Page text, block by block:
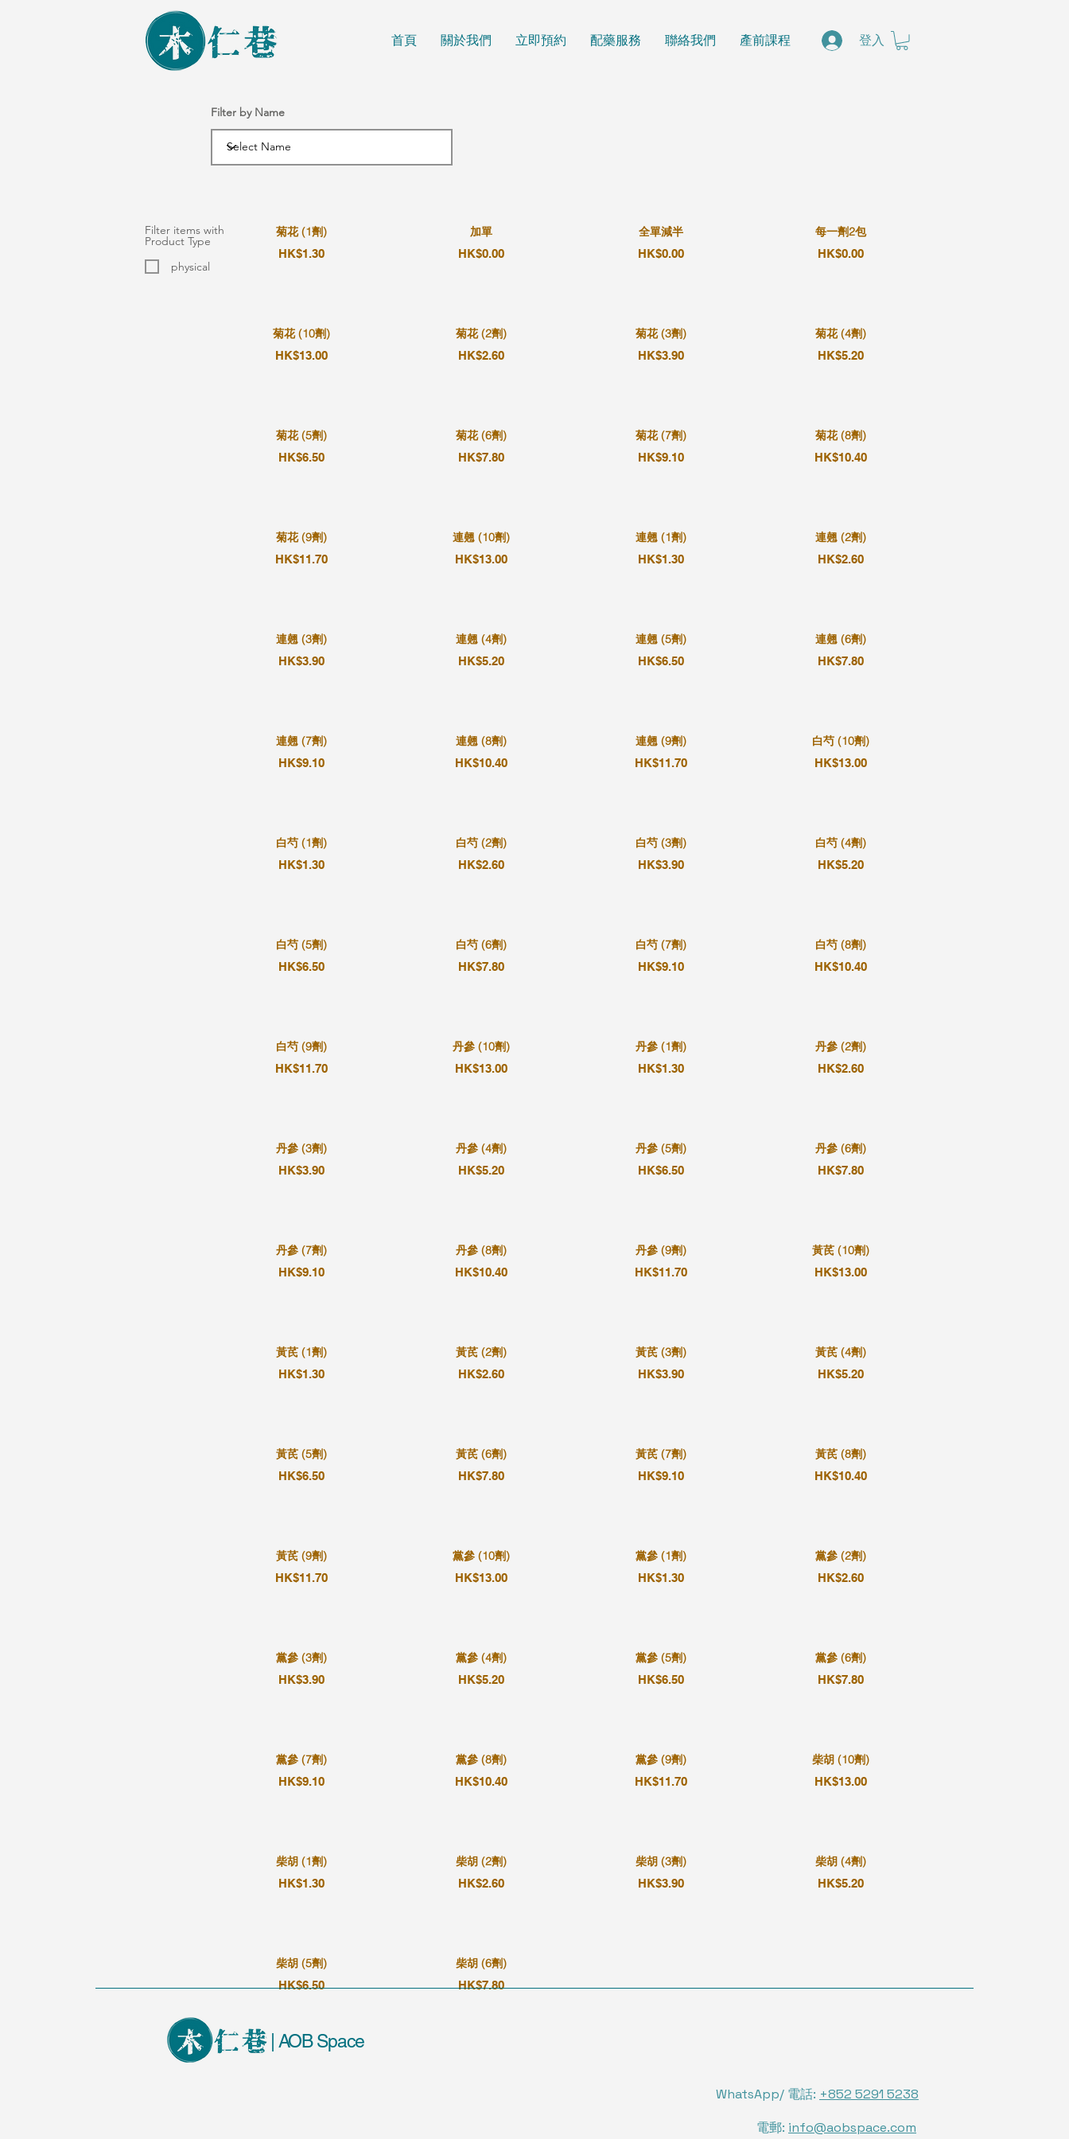
首頁 關於我們 立即預約 配藥服務 聯絡我們 產前課程 登入
Filter by Name
菊花 (1劑)
HK$1.30
菊花 (10劑)
HK$13.00
菊花 (5劑)
HK$6.50
菊花 (9劑)
HK$11.70
連翹 (3劑)
HK$3.90
連翹 (7劑)
HK$9.10
白芍 (1劑)
HK$1.30
白芍 (5劑)
HK$6.50
白芍 (9劑)
HK$11.70
丹參 (3劑)
HK$3.90
丹參 (7劑)
HK$9.10
黃芪 (1劑)
HK$1.30
黃芪 (5劑)
HK$6.50
黃芪 (9劑)
HK$11.70
黨參 (3劑)
HK$3.90
黨參 (7劑)
HK$9.10
柴胡 (1劑)
HK$1.30
柴胡 (5劑)
HK$6.50
加單
HK$0.00
菊花 (2劑)
HK$2.60
菊花 (6劑)
HK$7.80
連翹 (10劑)
HK$13.00
連翹 (4劑)
HK$5.20
連翹 (8劑)
HK$10.40
白芍 (2劑)
HK$2.60
白芍 (6劑)
HK$7.80
丹參 (10劑)
HK$13.00
丹參 (4劑)
HK$5.20
丹參 (8劑)
HK$10.40
黃芪 (2劑)
HK$2.60
黃芪 (6劑)
HK$7.80
黨參 (10劑)
HK$13.00
黨參 (4劑)
HK$5.20
黨參 (8劑)
HK$10.40
柴胡 (2劑)
HK$2.60
柴胡 (6劑)
HK$7.80
全單減半
HK$0.00
菊花 (3劑)
HK$3.90
菊花 (7劑)
HK$9.10
連翹 (1劑)
HK$1.30
連翹 (5劑)
HK$6.50
連翹 (9劑)
HK$11.70
白芍 (3劑)
HK$3.90
白芍 (7劑)
HK$9.10
丹參 (1劑)
HK$1.30
丹參 (5劑)
HK$6.50
丹參 (9劑)
HK$11.70
黃芪 (3劑)
HK$3.90
黃芪 (7劑)
HK$9.10
黨參 (1劑)
HK$1.30
黨參 (5劑)
HK$6.50
黨參 (9劑)
HK$11.70
柴胡 (3劑)
HK$3.90
每一劑2包
HK$0.00
菊花 (4劑)
HK$5.20
菊花 (8劑)
HK$10.40
連翹 (2劑)
HK$2.60
連翹 (6劑)
HK$7.80
白芍 (10劑)
HK$13.00
白芍 (4劑)
HK$5.20
白芍 (8劑)
HK$10.40
丹參 (2劑)
HK$2.60
丹參 (6劑)
HK$7.80
黃芪 (10劑)
HK$13.00
黃芪 (4劑)
HK$5.20
黃芪 (8劑)
HK$10.40
黨參 (2劑)
HK$2.60
黨參 (6劑)
HK$7.80
柴胡 (10劑)
HK$13.00
柴胡 (4劑)
HK$5.20
Filter items with
Product Type
physical
| AOB Space
WhatsApp/ 電話: +852 5291 5238
電郵: info@aobspace.com